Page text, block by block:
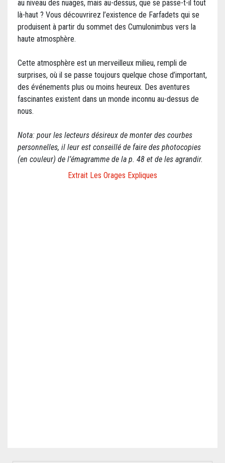
au niveau des nuages, mais au-dessus, que se passe-t-il tout
là-haut ? Vous découvrirez l’existence de Farfadets qui se
produisent à partir du sommet des Cumulonimbus vers la
haute atmosphère.
Cette atmosphère est un merveilleux milieu, rempli de
surprises, où il se passe toujours quelque chose d’important,
des événements plus ou moins heureux. Des aventures
fascinantes existent dans un monde inconnu au-dessus de
nous.
Nota: pour les lecteurs désireux de monter des courbes
personnelles, il leur est conseillé de faire des photocopies
(en couleur) de l’émagramme de la p. 48 et de les agrandir.
Extrait Les Orages Expliques